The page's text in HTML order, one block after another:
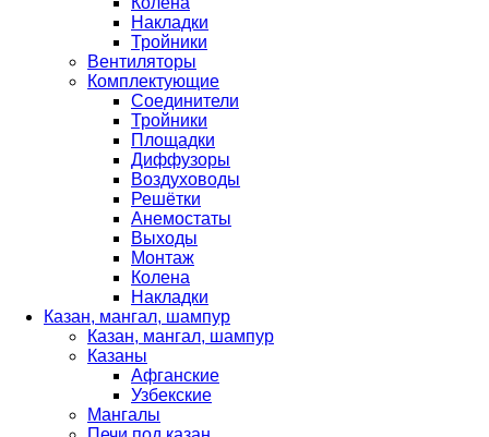
Накладки
Тройники
Вентиляторы
Комплектующие
Соединители
Тройники
Площадки
Диффузоры
Воздуховоды
Решётки
Анемостаты
Выходы
Монтаж
Колена
Накладки
Казан, мангал, шампур
Казан, мангал, шампур
Казаны
Афганские
Узбекские
Мангалы